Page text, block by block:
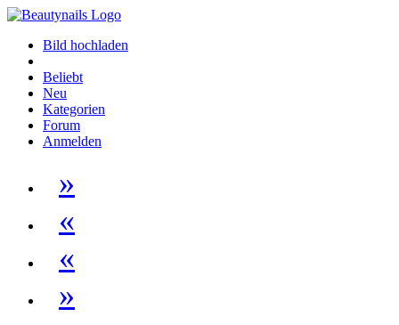
Bild hochladen
Beliebt
Neu
Kategorien
Forum
Anmelden
»
«
«
»